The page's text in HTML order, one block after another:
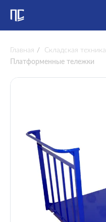
Главная / Складская техника
Платформенные тележки